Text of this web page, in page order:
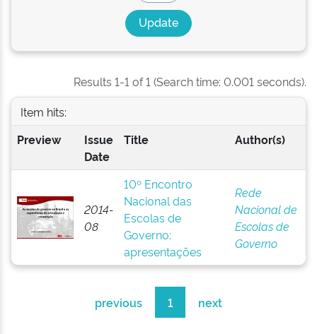
Results 1-1 of 1 (Search time: 0.001 seconds).
Item hits:
Preview
Issue
Date
Title Author(s)
2014-
08
10º Encontro
Nacional das
Escolas de
Governo:
apresentações
Rede
Nacional de
Escolas de
Governo
previous 1 next